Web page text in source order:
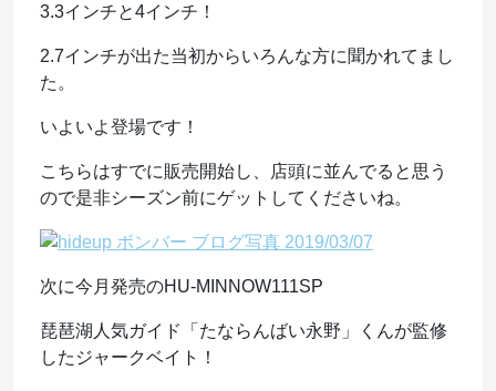
3.3インチと4インチ！
2.7インチが出た当初からいろんな方に聞かれてまし
た。
いよいよ登場です！
こちらはすでに販売開始し、店頭に並んでると思う
ので是非シーズン前にゲットしてくださいね。
次に今月発売のHU-MINNOW111SP
琵琶湖人気ガイド「たならんばい永野」くんが監修
したジャークベイト！